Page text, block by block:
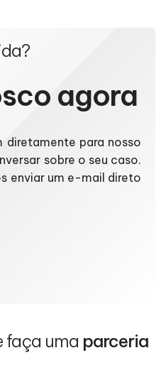
agora
diretamente para nosso
sobre o seu caso.
enviar um e-mail direto
faça uma parceria